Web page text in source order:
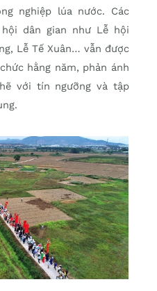
nghiệp lúa nước. Các
dân gian như Lễ hội
Lễ Tế Xuân… vẫn được
hằng năm, phản ánh
với tín ngưỡng và tập